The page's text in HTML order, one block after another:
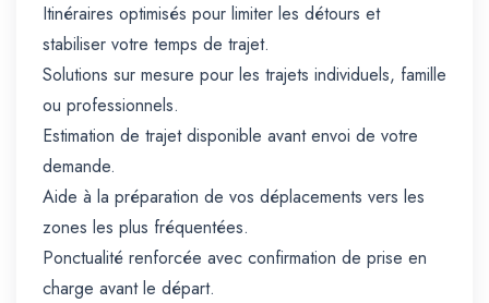
Itinéraires optimisés pour limiter les détours et
stabiliser votre temps de trajet.
Solutions sur mesure pour les trajets individuels, famille
ou professionnels.
Estimation de trajet disponible avant envoi de votre
demande.
Aide à la préparation de vos déplacements vers les
zones les plus fréquentées.
Ponctualité renforcée avec confirmation de prise en
charge avant le départ.